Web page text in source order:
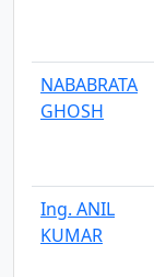
NABABRATA
GHOSH
Ing. ANIL
KUMAR